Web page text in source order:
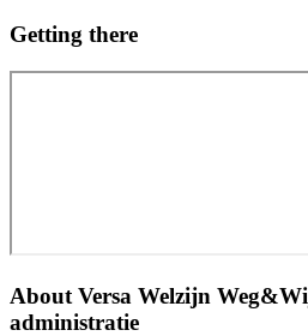
Getting there
About Versa Welzijn
administratie